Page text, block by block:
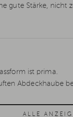
gute Stärke,
ist prima.
Abdeckhaube
ALLE